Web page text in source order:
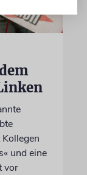
und eine
vor